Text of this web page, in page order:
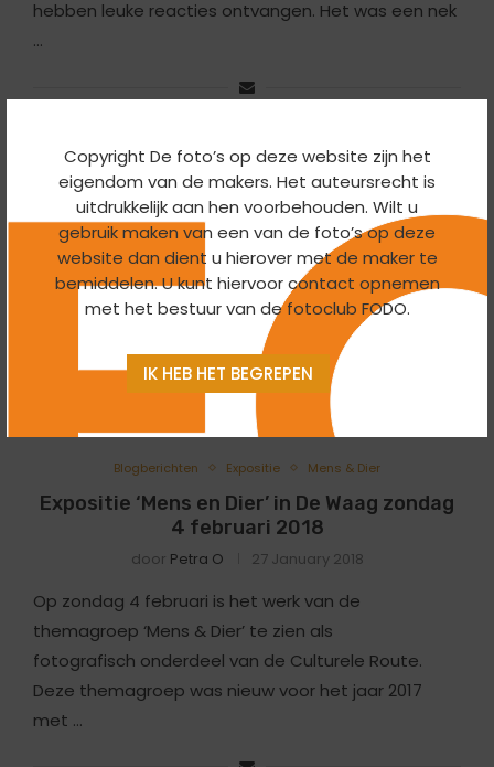
Copyright De foto’s op deze website zijn het
eigendom van de makers. Het auteursrecht is
uitdrukkelijk aan hen voorbehouden. Wilt u
gebruik maken van een van de foto’s op deze
website dan dient u hierover met de maker te
bemiddelen. U kunt hiervoor contact opnemen
met het bestuur van de fotoclub FODO.
IK HEB HET BEGREPEN
hebben leuke reacties ontvangen. Het was een nek
…
Blogberichten Expositie Mens & Dier
Expositie ‘Mens en Dier’ in De Waag zondag
4 februari 2018
door Petra O 27 January 2018
Op zondag 4 februari is het werk van de
themagroep ‘Mens & Dier’ te zien als
fotografisch onderdeel van de Culturele Route.
Deze themagroep was nieuw voor het jaar 2017
met …